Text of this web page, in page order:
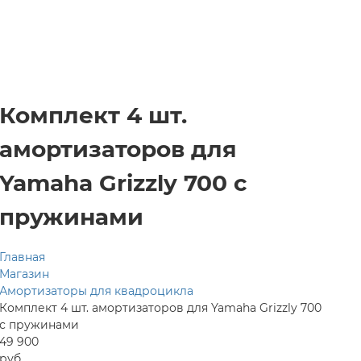
Комплект 4 шт.
амортизаторов для
Yamaha Grizzly 700 с
пружинами
Главная
Магазин
Амортизаторы для квадроцикла
Комплект 4 шт. амортизаторов для Yamaha Grizzly 700
с пружинами
49 900